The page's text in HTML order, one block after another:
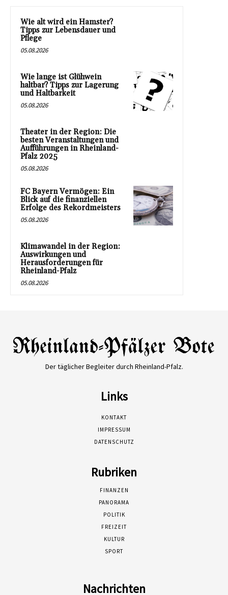
Wie alt wird ein Hamster?
Tipps zur Lebensdauer und
Pflege
05.08.2026
Wie lange ist Glühwein
haltbar? Tipps zur Lagerung
und Haltbarkeit
05.08.2026
Theater in der Region: Die
besten Veranstaltungen und
Aufführungen in Rheinland-
Pfalz 2025
05.08.2026
FC Bayern Vermögen: Ein
Blick auf die finanziellen
Erfolge des Rekordmeisters
05.08.2026
Klimawandel in der Region:
Auswirkungen und
Herausforderungen für
Rheinland-Pfalz
05.08.2026
Der täglicher Begleiter durch Rheinland-Pfalz.
Links
KONTAKT
IMPRESSUM
DATENSCHUTZ
Rubriken
FINANZEN
PANORAMA
POLITIK
FREIZEIT
KULTUR
SPORT
Nachrichten